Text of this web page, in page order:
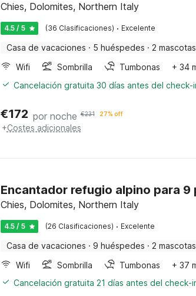
Chies, Dolomites, Northern Italy
4.5 / 5 (36 Clasificaciones) · Excelente
Casa de vacaciones · 5 huéspedes · 2 mascotas
Wifi
Sombrilla Tumbonas
+ 34
Cancelación gratuita 30 días antes del check-
€172 por noche €231 27% off
+Costes adicionales
Encantador refugio alpino para 9
Chies, Dolomites, Northern Italy
4.5 / 5 (26 Clasificaciones) · Excelente
Casa de vacaciones · 9 huéspedes · 2 mascotas
Wifi
Sombrilla Tumbonas
+ 37
Cancelación gratuita 21 días antes del check-